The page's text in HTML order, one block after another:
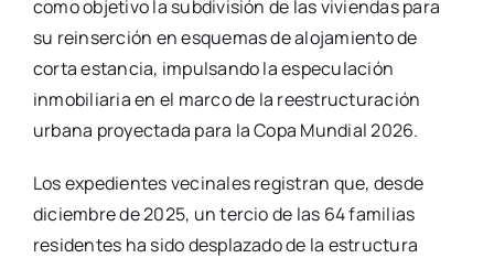
como objetivo la subdivisión de las viviendas para
su reinserción en esquemas de alojamiento de
corta estancia, impulsando la especulación
inmobiliaria en el marco de la reestructuración
urbana proyectada para la Copa Mundial 2026.
Los expedientes vecinales registran que, desde
diciembre de 2025, un tercio de las 64 familias
residentes ha sido desplazado de la estructura